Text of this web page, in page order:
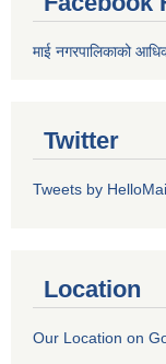
माई नगरपालिकाको
Twitter
Tweets by
Location
Our Location on